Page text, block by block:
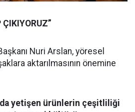
Nuri Arslan, yöresel
aktarılmasının önemine
yetişen ürünlerin çeşitliliği